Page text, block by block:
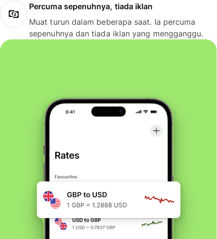
Percuma sepenuhnya, tiada iklan
Muat turun dalam beberapa saat. Ia percuma
sepenuhnya dan tiada iklan yang mengganggu.